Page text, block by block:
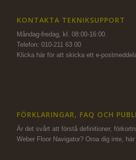
KONTAKTA TEKNIKSUPPORT
Måndag-fredag, kl. 08:00-16:00.
Telefon: 010-211 63 00
Klicka här för att skicka ett e-
FÖRKLARINGAR, FAQ OCH
Är det svårt att förstå definitioner,
Weber Floor Navigator? Oroa dig inte,